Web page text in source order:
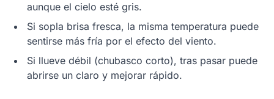
aunque el cielo esté gris.
Si sopla brisa fresca, la misma temperatura puede
sentirse más fría por el efecto del viento.
Si llueve débil (chubasco corto), tras pasar puede
abrirse un claro y mejorar rápido.